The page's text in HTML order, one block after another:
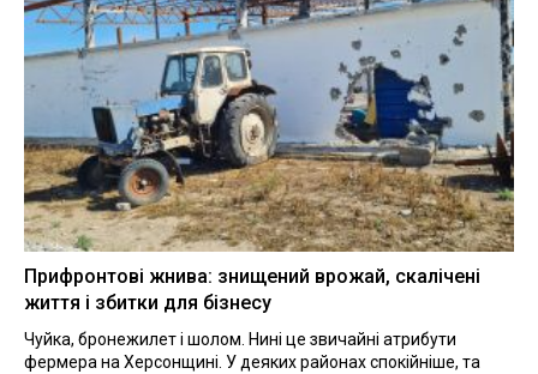
Прифронтові жнива: знищений врожай, скалічені
життя і збитки для бізнесу
Чуйка, бронежилет і шолом. Нині це звичайні атрибути
фермера на Херсонщині. У деяких районах спокійніше, та